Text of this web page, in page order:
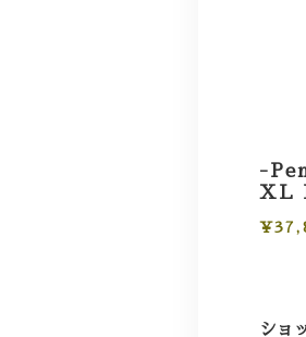
-
XL
ショ